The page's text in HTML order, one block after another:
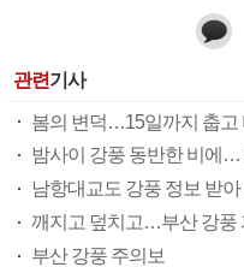
관련기사
봄의 변덕…15일까지 춥고
밤사이 강풍 동반한 비에…
남항대교도 강풍 정보 받
깨지고 덮치고…부산 강풍
부산 강풍 주의보